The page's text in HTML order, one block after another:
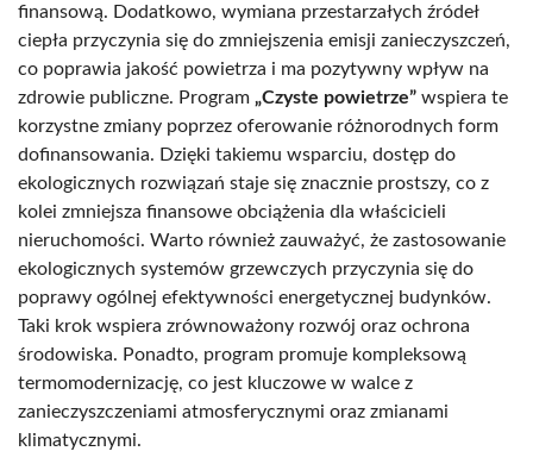
finansową. Dodatkowo, wymiana przestarzałych źródeł
ciepła przyczynia się do zmniejszenia emisji zanieczyszczeń,
co poprawia jakość powietrza i ma pozytywny wpływ na
zdrowie publiczne. Program „Czyste powietrze” wspiera te
korzystne zmiany poprzez oferowanie różnorodnych form
dofinansowania. Dzięki takiemu wsparciu, dostęp do
ekologicznych rozwiązań staje się znacznie prostszy, co z
kolei zmniejsza finansowe obciążenia dla właścicieli
nieruchomości. Warto również zauważyć, że zastosowanie
ekologicznych systemów grzewczych przyczynia się do
poprawy ogólnej efektywności energetycznej budynków.
Taki krok wspiera zrównoważony rozwój oraz ochrona
środowiska. Ponadto, program promuje kompleksową
termomodernizację, co jest kluczowe w walce z
zanieczyszczeniami atmosferycznymi oraz zmianami
klimatycznymi.